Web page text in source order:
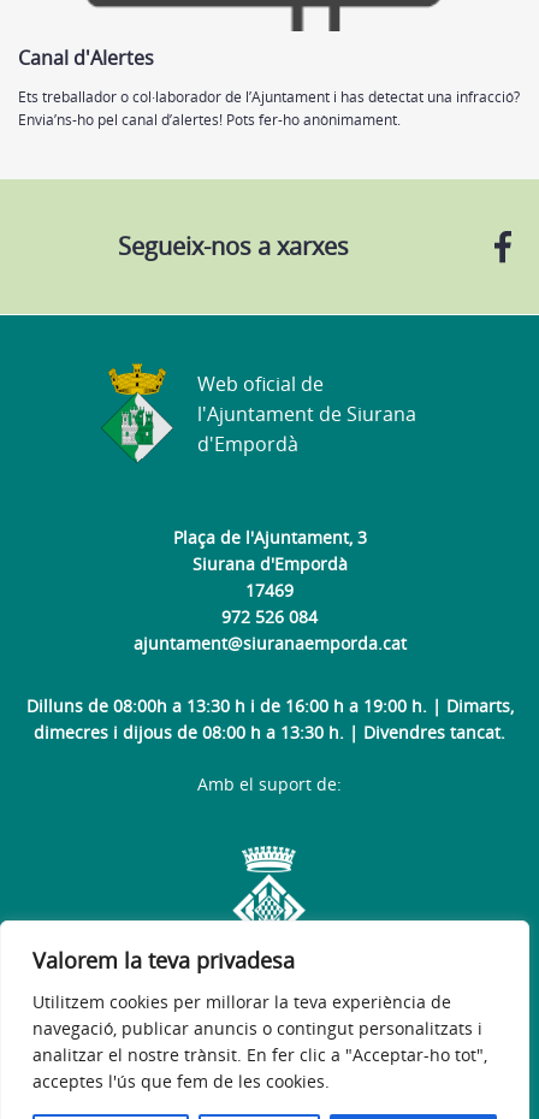
Valorem la teva privadesa
Utilitzem cookies per millorar la teva experiència de
navegació, publicar anuncis o contingut personalitzats i
analitzar el nostre trànsit. En fer clic a "Acceptar-ho tot",
acceptes l'ús que fem de les cookies.
Canal d'Alertes
Ets treballador o col·laborador de l’Ajuntament i has detectat una infracció?
Envia’ns-ho pel canal d’alertes! Pots fer-ho anònimament.
Segueix-nos a xarxes
Plaça de l'Ajuntament, 3
Siurana d'Empordà
17469
972 526 084
ajuntament@siuranaemporda.cat
Dilluns de 08:00h a 13:30 h i de 16:00 h a 19:00 h. | Dimarts,
dimecres i dijous de 08:00 h a 13:30 h. | Divendres tancat.
Web oficial de
l'Ajuntament de Siurana
d'Empordà
Avís legal Política de privacitat
Amb el suport de: